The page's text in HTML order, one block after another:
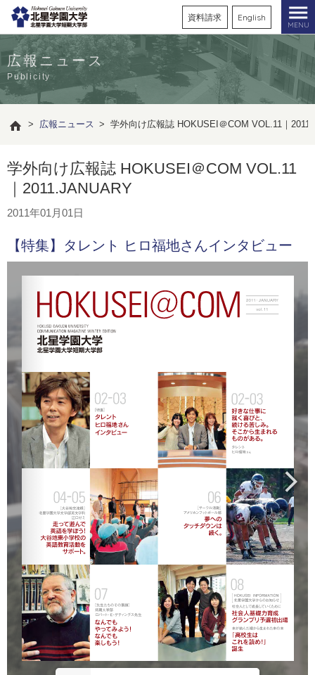
資料請求 English
MENU
広報ニュース
Publicity
> 広報ニュース > 学外向け広報誌 HOKUSEI＠COM VOL.11｜
学外向け広報誌 HOKUSEI＠COM VOL.11
｜2011.JANUARY
2011年01月01日
【特集】タレント ヒロ福地さんインタビュー